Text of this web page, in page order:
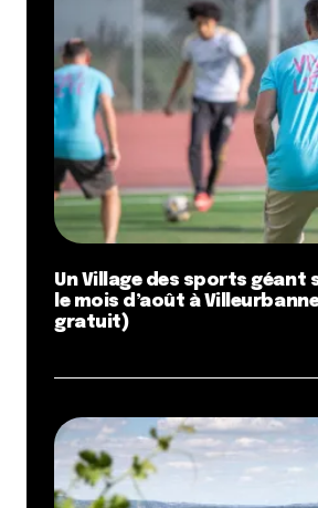
Un Village des sports géant
le mois d’août à
gratuit)